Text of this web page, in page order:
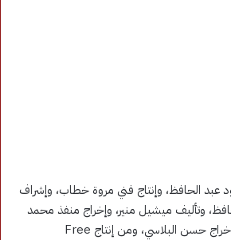
الحافظ، وإنتاج فني مروة خطاب، وإشراف
وتأليف ميشيل منير، وإخراج منفذ محمد
عبد المجيد، بينما يتولى الإخراج حسن البلاسي، ومن إنتاج Free